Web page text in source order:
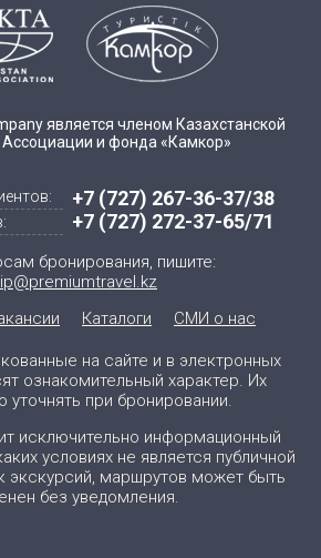
является членом Казахстанской
Ассоциации и фонда «Камкор»
+7 (727) 267-36-37/38
+7 (727) 272-37-65/71
бронирования, пишите:
Каталоги СМИ о нас
на сайте и в электронных
ознакомительный характер. Их
уточнять при бронировании.
исключительно информационный
условиях не является публичной
экскурсий, маршрутов может быть
без уведомления.